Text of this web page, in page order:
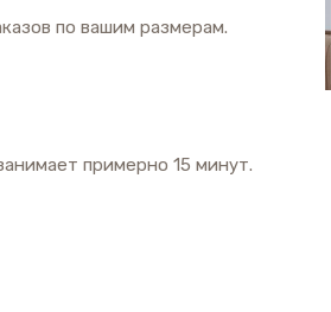
по вашим размерам.
примерно 15 минут.